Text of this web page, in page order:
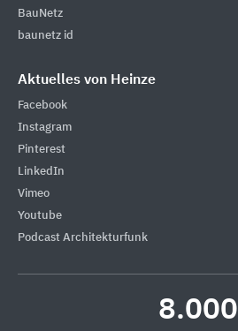
BauNetz
baunetz id
Aktuelles von Heinze
Facebook
Instagram
Pinterest
LinkedIn
Vimeo
Youtube
Podcast Architekturfunk
8.000